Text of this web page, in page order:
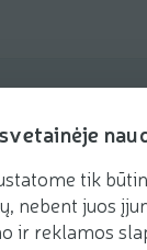
tik
nebent juos
ir reklamos